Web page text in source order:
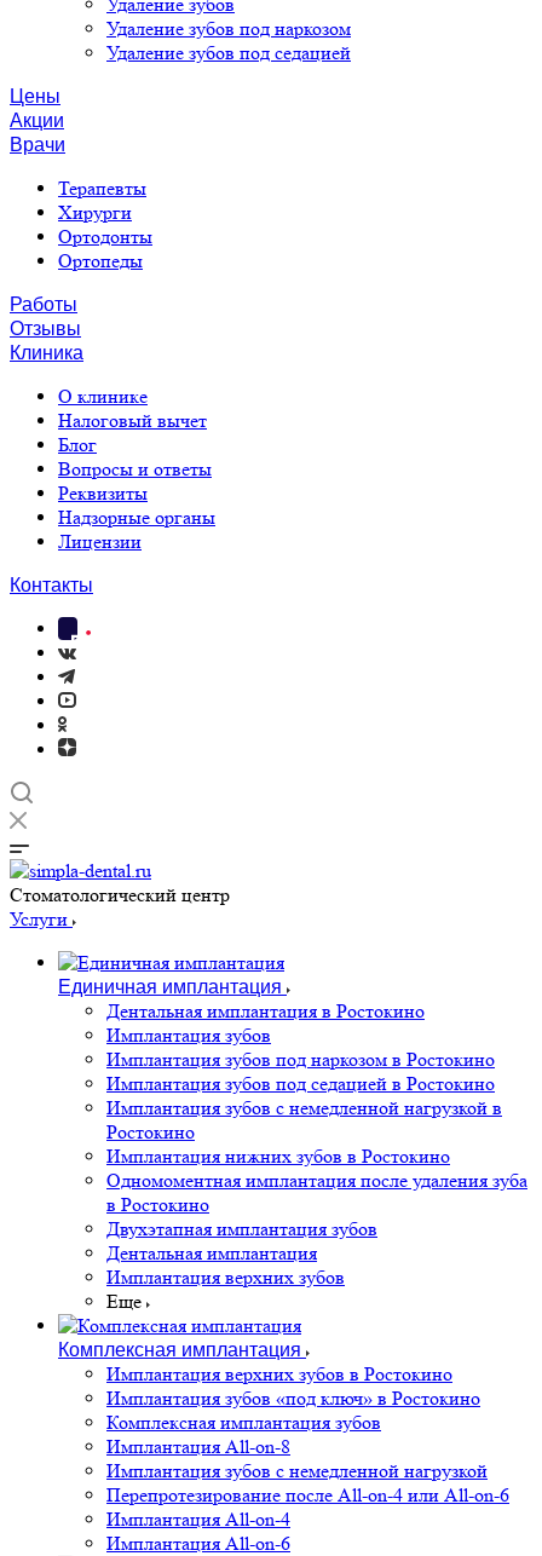
Удаление зубов под наркозом
Удаление зубов под седацией
Цены
Акции
Врачи
Терапевты
Хирурги
Ортодонты
Ортопеды
Работы
Отзывы
Клиника
О клинике
Налоговый вычет
Блог
Вопросы и ответы
Реквизиты
Надзорные органы
Лицензии
Контакты
Cтоматологический центр
Услуги
Единичная имплантация
Дентальная имплантация в Ростокино
Имплантация зубов
Имплантация зубов под наркозом в Ростокино
Имплантация зубов под седацией в Ростокино
Имплантация зубов с немедленной нагрузкой в
Ростокино
Имплантация нижних зубов в Ростокино
Одномоментная имплантация после удаления зуба
в Ростокино
Двухэтапная имплантация зубов
Дентальная имплантация
Имплантация верхних зубов
Еще
Комплексная имплантация
Имплантация верхних зубов в Ростокино
Имплантация зубов «под ключ» в Ростокино
Комплексная имплантация зубов
Имплантация All-on-8
Имплантация зубов с немедленной нагрузкой
Перепротезирование после All-on-4 или All-on-6
Имплантация All-on-4
Имплантация All-on-6